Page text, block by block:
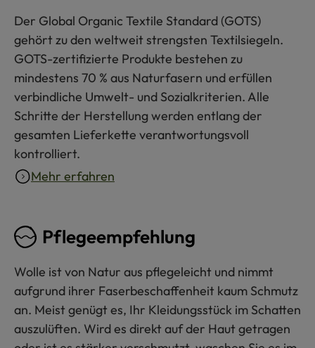
Der Global Organic Textile Standard (GOTS)
gehört zu den weltweit strengsten Textilsiegeln.
GOTS-zertifizierte Produkte bestehen zu
mindestens 70 % aus Naturfasern und erfüllen
verbindliche Umwelt- und Sozialkriterien. Alle
Schritte der Herstellung werden entlang der
gesamten Lieferkette verantwortungsvoll
kontrolliert.
Mehr erfahren
Pflegeempfehlung
Wolle ist von Natur aus pflegeleicht und nimmt
aufgrund ihrer Faserbeschaffenheit kaum Schmutz
an. Meist genügt es, Ihr Kleidungsstück im Schatten
auszulüften. Wird es direkt auf der Haut getragen